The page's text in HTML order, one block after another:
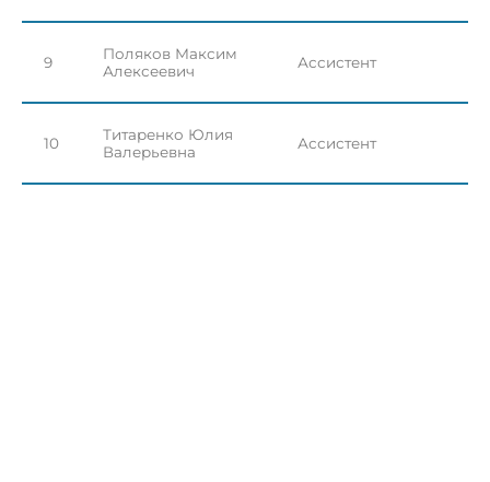
9
Поляков Максим
Алексеевич
Ассистент
10
Титаренко Юлия
Валерьевна
Ассистент